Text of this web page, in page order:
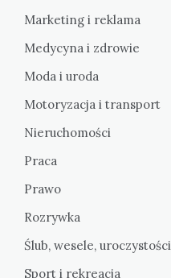
Marketing i reklama
Medycyna i zdrowie
Moda i uroda
Motoryzacja i transport
Nieruchomości
Praca
Prawo
Rozrywka
Ślub, wesele, uroczystości
Sport i rekreacja